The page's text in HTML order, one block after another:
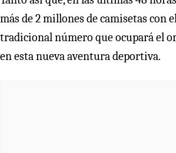
más de 2 millones de camisetas con
tradicional número que ocupará el
en esta nueva aventura deportiva.